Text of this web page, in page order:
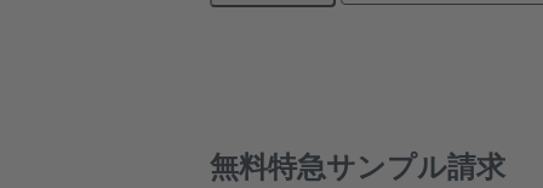
無料特急サンプル請求